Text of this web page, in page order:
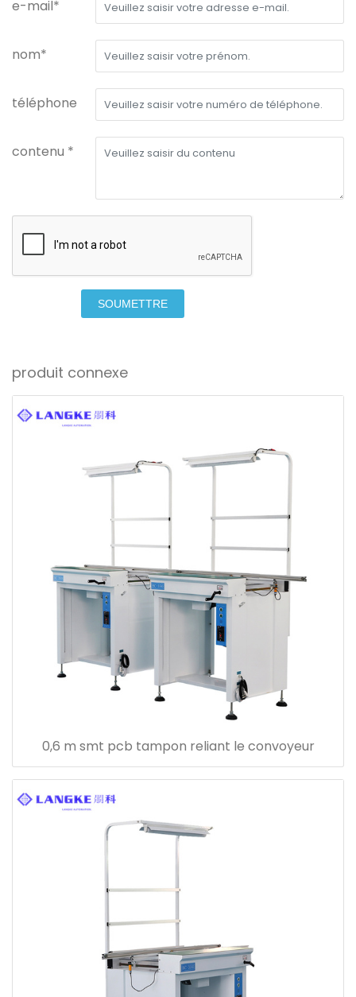
e-mail*
nom*
téléphone
contenu *
SOUMETTRE
produit connexe
0,6 m smt pcb tampon reliant le convoyeur